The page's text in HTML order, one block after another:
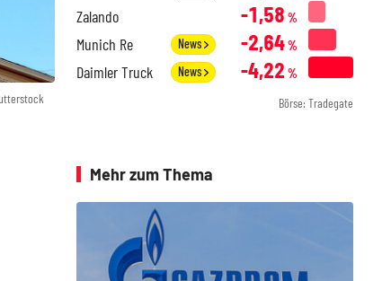
Zalando -1,58 %
Munich Re News -2,64%
Daimler Truck News -4,22 %
Börse: Tradegate
Mehr zum Thema